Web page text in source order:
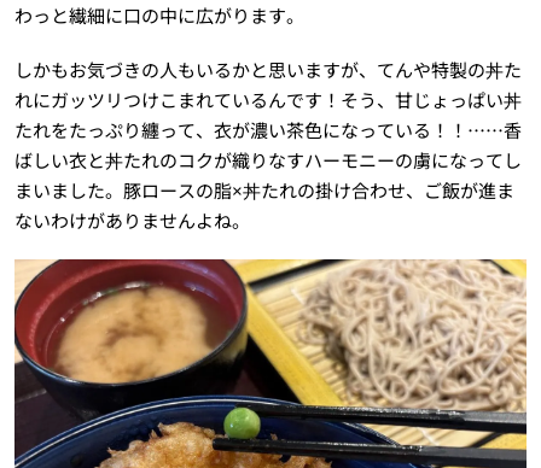
わっと繊細に口の中に広がります。
しかもお気づきの人もいるかと思いますが、てんや特製の丼た
れにガッツリつけこまれているんです！そう、甘じょっぱい丼
たれをたっぷり纏って、衣が濃い茶色になっている！！……香
ばしい衣と丼たれのコクが織りなすハーモニーの虜になってし
まいました。豚ロースの脂×丼たれの掛け合わせ、ご飯が進ま
ないわけがありませんよね。